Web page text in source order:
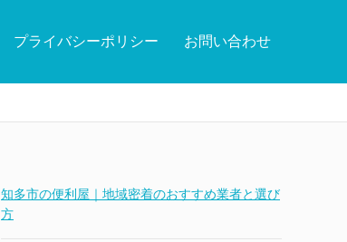
プライバシーポリシー お問い合わせ
知多市の便利屋｜地域密着のおすすめ業者と選び
方